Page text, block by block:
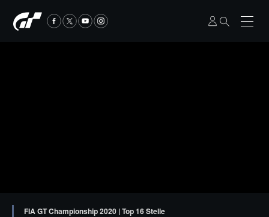
FIA GT Championship 2020 | Top 16 Stelle